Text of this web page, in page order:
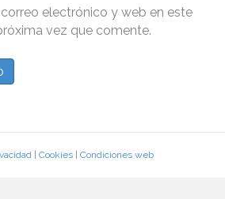
electrónico y web en este
vez que comente.
| Cookies| Condiciones web